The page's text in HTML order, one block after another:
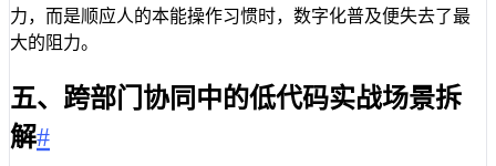
力，而是顺应人的本能操作习惯时，数字化普及便失去了最
大的阻力。
五、跨部门协同中的低代码实战场景拆
解#